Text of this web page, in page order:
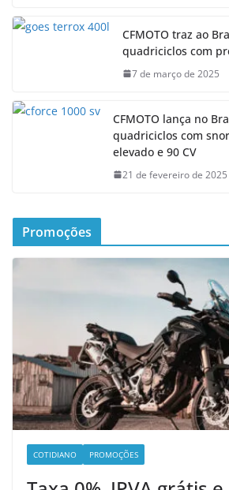
CFMOTO traz ao
quadriciclos com
7 de março de 2025
CFMOTO lança no
quadriciclos com
elevado e 90 CV
21 de fevereiro de 2025
Promoções
COTIDIANO PROMOÇÕES